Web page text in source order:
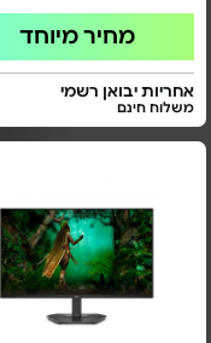
מחיר מיוחד
אחריות יבואן רשמי
משלוח חינם